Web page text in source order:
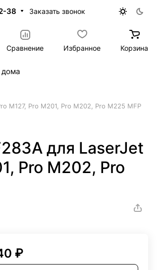
38 Заказать звонок
Сравнение Избранное Корзина
M127, Pro M201, Pro M202, Pro M225 MFP
для LaserJet
Pro M202, Pro
₽